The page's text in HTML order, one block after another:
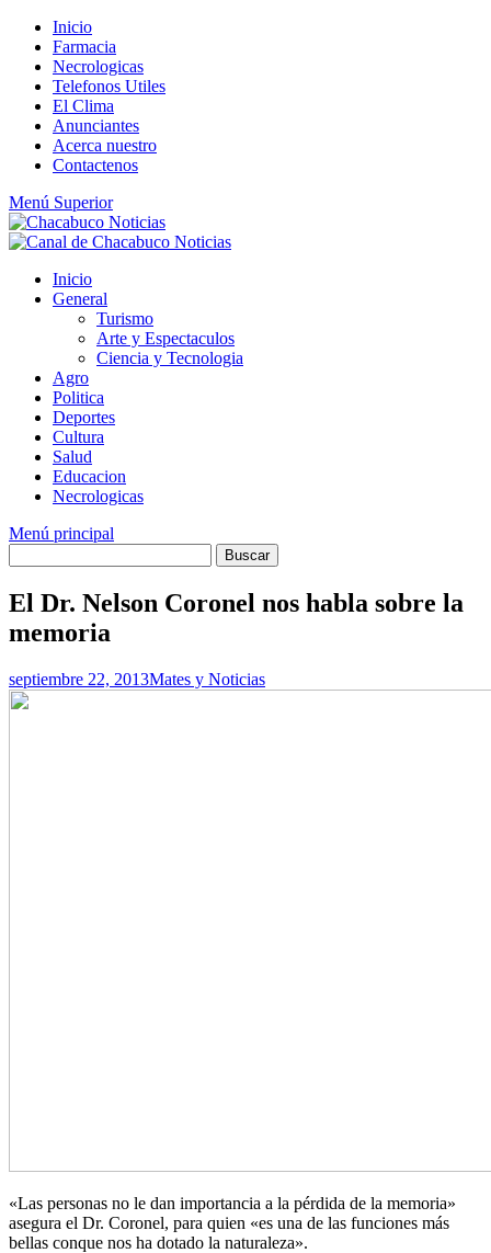
Saltar
contenido
Inicio
Farmacia
Necrologicas
Telefonos Utiles
El Clima
Anunciantes
Acerca nuestro
Contactenos
Menú Superior
Inicio
General
Turismo
Arte y Espectaculos
Ciencia y Tecnologia
Agro
Politica
Deportes
Cultura
Salud
Educacion
Necrologicas
Menú principal
El Dr. Nelson Coronel nos habla sobre la
memoria
septiembre 22, 2013Mates y Noticias
«Las personas no le dan importancia a la pérdida de la memoria»
asegura el Dr. Coronel, para quien «es una de las funciones más
bellas conque nos ha dotado la naturaleza».